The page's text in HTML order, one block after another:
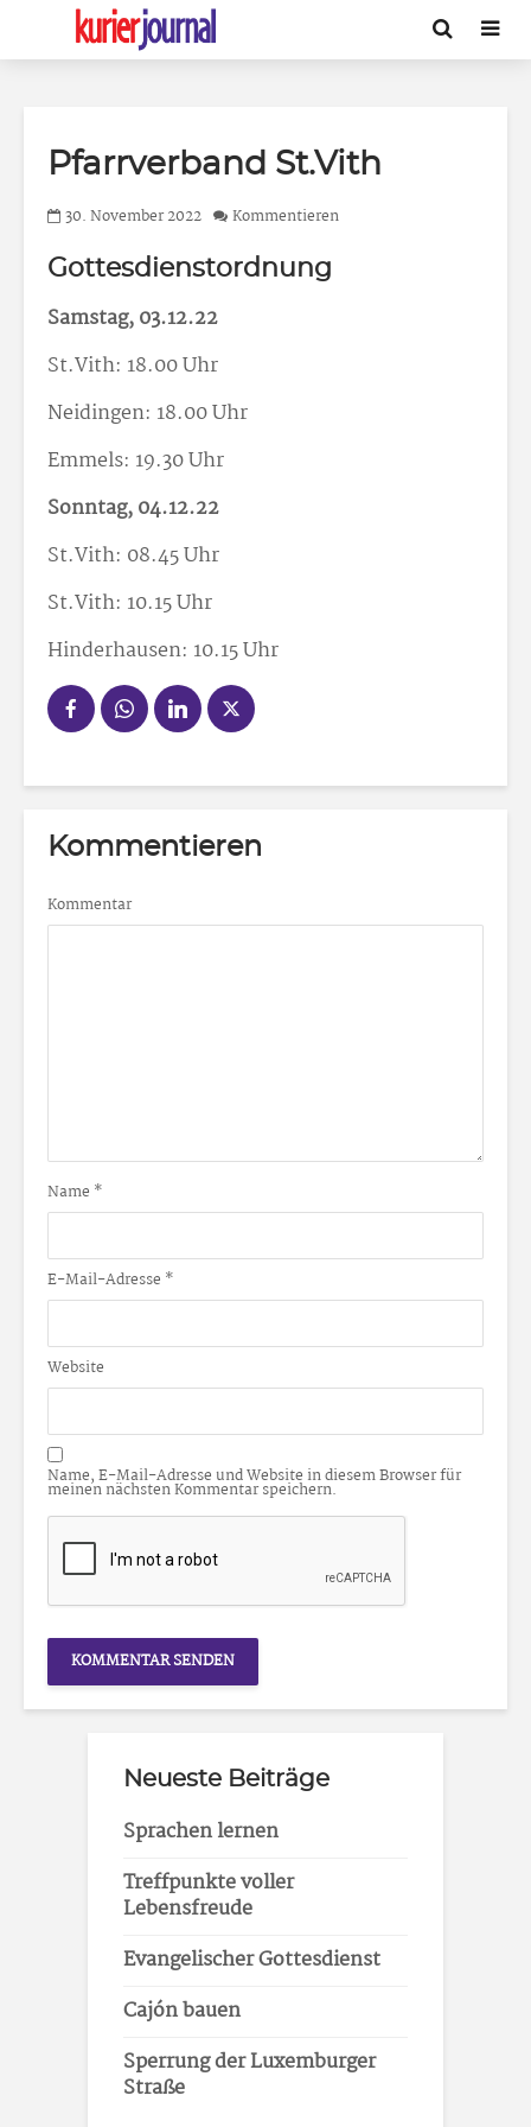
Pfarrverband St.Vith
30. November 2022 Kommentieren
Gottesdienstordnung
Samstag, 03.12.22
St.Vith: 18.00 Uhr
Neidingen: 18.00 Uhr
Emmels: 19.30 Uhr
Sonntag, 04.12.22
St.Vith: 08.45 Uhr
St.Vith: 10.15 Uhr
Hinderhausen: 10.15 Uhr
Kommentieren
Kommentar
Name *
E-Mail-Adresse *
Website
Name, E-Mail-Adresse und Website in diesem Browser für
meinen nächsten Kommentar speichern.
Neueste Beiträge
Sprachen lernen
Treffpunkte voller
Lebensfreude
Evangelischer Gottesdienst
Cajón bauen
Sperrung der Luxemburger
Straße